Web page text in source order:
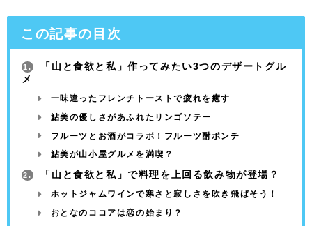
この記事の目次
1.
「山と食欲と私」作ってみたい3つのデザートグル
メ
一味違ったフレンチトーストで疲れを癒す
鮎美の優しさがあふれたリンゴソテー
フルーツとお酒がコラボ！フルーツ酎ポンチ
鮎美が山小屋グルメを満喫？
2. 「山と食欲と私」で料理を上回る飲み物が登場？
ホットジャムワインで寒さと寂しさを吹き飛ばそう！
おとなのココアは恋の始まり？